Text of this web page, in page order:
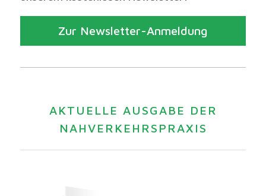
Zur Newsletter-Anmeldung
AKTUELLE AUSGABE DER
NAHVERKEHRSPRAXIS